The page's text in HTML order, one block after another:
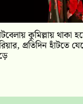
কুমিল্লায় থাকা
প্রতিদিন হাঁটতে